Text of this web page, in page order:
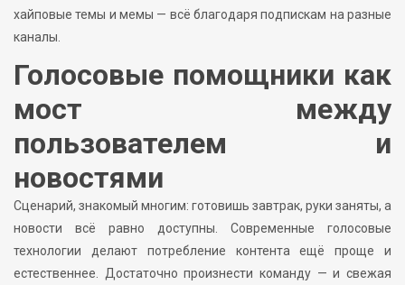
хайповые темы и мемы — всё благодаря подпискам на разные
каналы.
Голосовые помощники как
мост между
пользователем и
новостями
Сценарий, знакомый многим: готовишь завтрак, руки заняты, а
новости всё равно доступны. Современные голосовые
технологии делают потребление контента ещё проще и
естественнее. Достаточно произнести команду — и свежая